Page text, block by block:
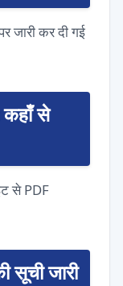
जारी कर दी गई
से
से PDF
सूची जारी